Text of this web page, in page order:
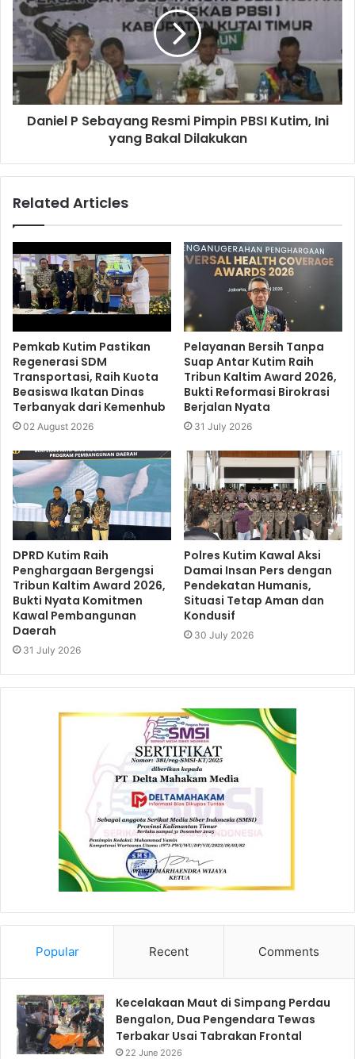
Daniel P Sebayang Resmi Pimpin PBSI Kutim, Ini
yang Bakal Dilakukan
Related Articles
Pemkab Kutim Pastikan
Regenerasi SDM
Transportasi, Raih Kuota
Beasiswa Ikatan Dinas
Terbanyak dari Kemenhub
02 August 2026
Pelayanan Bersih Tanpa
Suap Antar Kutim Raih
Tribun Kaltim Award 2026,
Bukti Reformasi Birokrasi
Berjalan Nyata
31 July 2026
DPRD Kutim Raih
Penghargaan Bergengsi
Tribun Kaltim Award 2026,
Bukti Nyata Komitmen
Kawal Pembangunan
Daerah
31 July 2026
Polres Kutim Kawal Aksi
Damai Insan Pers dengan
Pendekatan Humanis,
Situasi Tetap Aman dan
Kondusif
30 July 2026
Popular Recent Comments
Kecelakaan Maut di Simpang Perdau
Bengalon, Dua Pengendara Tewas
Terbakar Usai Tabrakan Frontal
22 June 2026